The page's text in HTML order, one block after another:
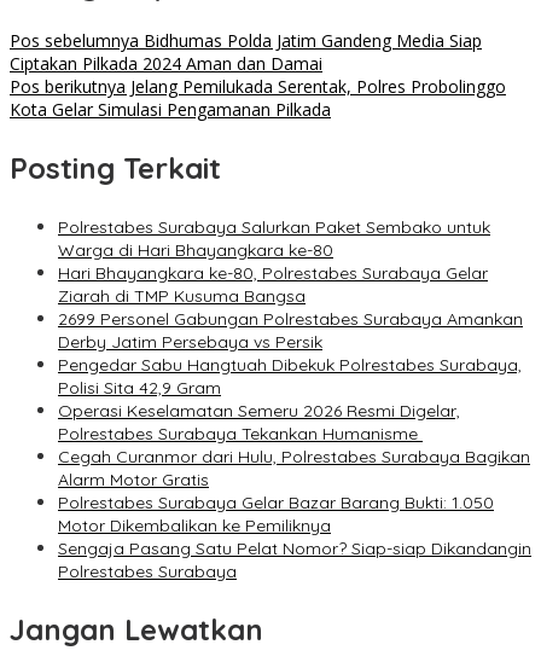
Pos sebelumnya Bidhumas Polda Jatim Gandeng Media Siap
Ciptakan Pilkada 2024 Aman dan Damai
Pos berikutnya Jelang Pemilukada Serentak, Polres Probolinggo
Kota Gelar Simulasi Pengamanan Pilkada
Posting Terkait
Polrestabes Surabaya Salurkan Paket Sembako untuk
Warga di Hari Bhayangkara ke-80
Hari Bhayangkara ke-80, Polrestabes Surabaya Gelar
Ziarah di TMP Kusuma Bangsa
2699 Personel Gabungan Polrestabes Surabaya Amankan
Derby Jatim Persebaya vs Persik
Pengedar Sabu Hangtuah Dibekuk Polrestabes Surabaya,
Polisi Sita 42,9 Gram
Operasi Keselamatan Semeru 2026 Resmi Digelar,
Polrestabes Surabaya Tekankan Humanisme
Cegah Curanmor dari Hulu, Polrestabes Surabaya Bagikan
Alarm Motor Gratis
Polrestabes Surabaya Gelar Bazar Barang Bukti: 1.050
Motor Dikembalikan ke Pemiliknya
Sengaja Pasang Satu Pelat Nomor? Siap-siap Dikandangin
Polrestabes Surabaya
Jangan Lewatkan